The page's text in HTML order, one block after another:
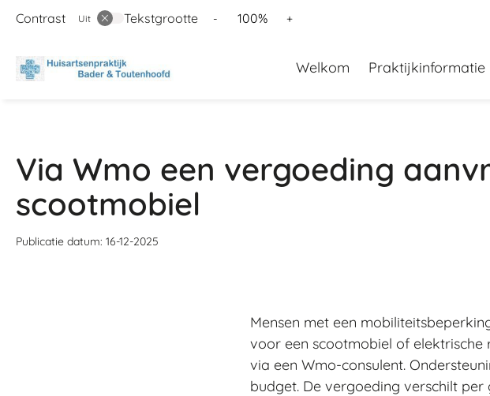
Contrast Uit Tekstgrootte
Tekst
- 100%
Tekst
10%
+
Welkom Praktijkinformatie
Via Wmo een vergoeding
scootmobiel
Publicatie datum: 16-12-2025
Mensen met een
voor een scootmobiel of
via een Wmo-consulent.
budget. De vergoeding verschilt